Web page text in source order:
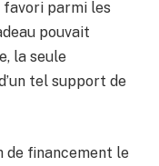
favori parmi les
pouvait
la seule
tel support de
de financement le